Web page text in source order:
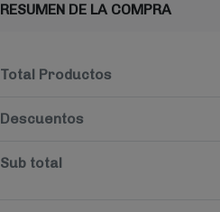
RESUMEN DE LA COMPRA
Total Productos
Descuentos
Sub total